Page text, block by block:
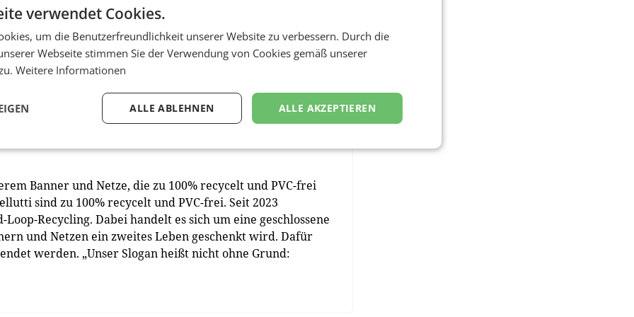
die Kunden ihn mitgehen. „Natürlich hat diese
haben aber die Kunden, die das mittragen”, so Bellutti.
aber das passiert gerade, und wir können sagen, dass
Das führte dazu, dass die grünen Alternativen
„Inzwischen ist es sogar so, dass unsere recycelten,
Banner und Netze, die zu 100% recycelt und PVC-frei
sind zu 100% recycelt und PVC-frei. Seit 2023
Recycling. Dabei handelt es sich um eine geschlossene
und Netzen ein zweites Leben geschenkt wird. Dafür
werden. „Unser Slogan heißt nicht ohne Grund:
verwendet Cookies.
um die Benutzerfreundlichkeit unserer Website zu verbessern. Durch die
Webseite stimmen Sie der Verwendung von Cookies gemäß unserer
Weitere Informationen
ALLE AKZEPTIEREN
ALLE ABLEHNEN